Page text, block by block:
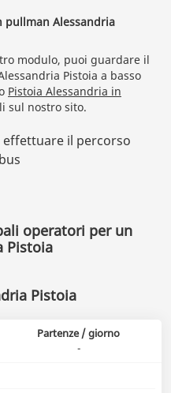
Alessandria
modulo, puoi guardare il
Pistoia a basso
Pistoia Alessandria in
sul nostro sito.
operatori per un
Pistoia
Pistoia
Partenze / giorno
-